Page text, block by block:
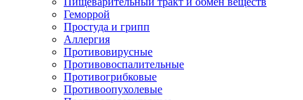
Геморрой
Простуда и грипп
Аллергия
Противовирусные
Противовоспалительные
Противогрибковые
Противоопухолевые